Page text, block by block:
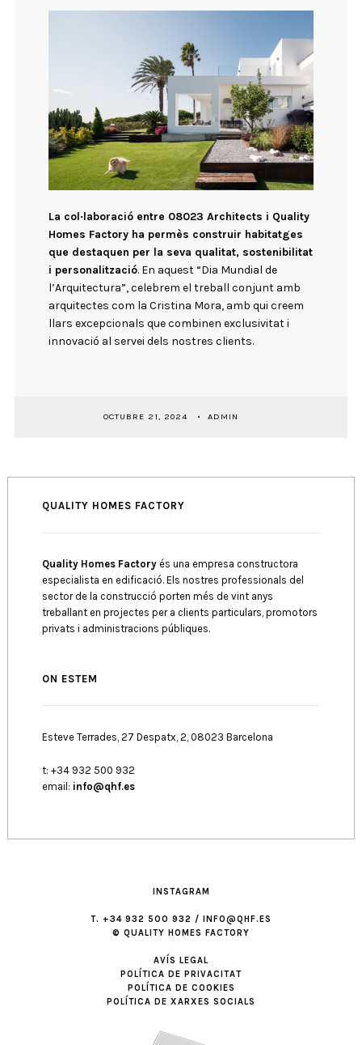
La col·laboració entre 08023 Architects i Quality
Homes Factory ha permès construir habitatges
que destaquen per la seva qualitat, sostenibilitat
i personalització. En aquest “Dia Mundial de
l’Arquitectura”, celebrem el treball conjunt amb
arquitectes com la Cristina Mora, amb qui creem
llars excepcionals que combinen exclusivitat i
innovació al servei dels nostres clients.
OCTUBRE 21, 2024 ADMIN
QUALITY HOMES FACTORY
Quality Homes Factoryés una empresa constructora
especialista en edificació. Els nostres professionals del
sector de la construcció porten més de vint anys
treballant en projectes per a clients particulars, promotors
privats i administracions públiques.
ON ESTEM
Esteve Terrades, 27 Despatx, 2, 08023 Barcelona
t: +34 932 500 932
email: info@qhf.es
INSTAGRAM
T. +34 932 500 932 / INFO@QHF.ES
© QUALITY HOMES FACTORY
AVÍS LEGAL
POLÍTICA DE PRIVACITAT
POLÍTICA DE COOKIES
POLÍTICA DE XARXES SOCIALS